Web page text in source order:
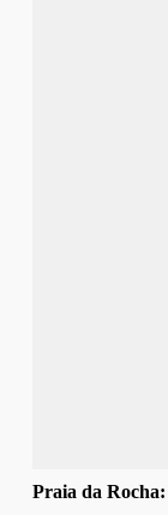
Praia da